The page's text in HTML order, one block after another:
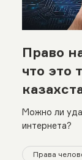
Право
что это
Можно ли
интернета?
Права